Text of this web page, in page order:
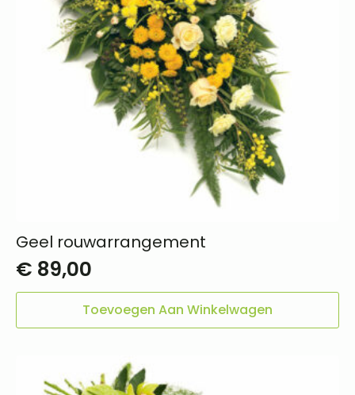
Geel rouwarrangement
€ 89,00
Toevoegen Aan Winkelwagen